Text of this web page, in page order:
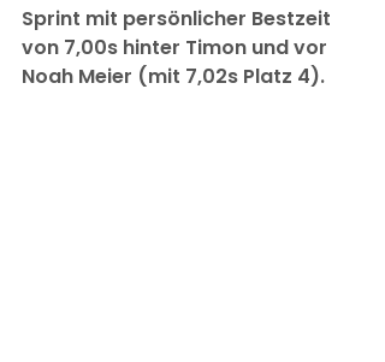
Sprint mit persönlicher Bestzeit
von 7,00s hinter Timon und vor
Noah Meier (mit 7,02s Platz 4).